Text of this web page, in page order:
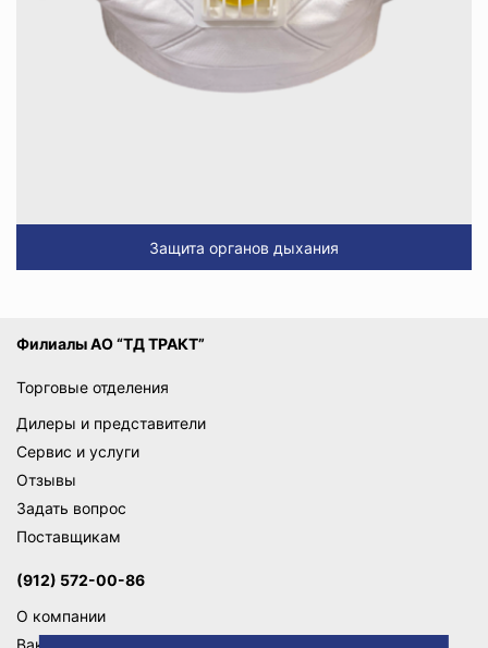
Защита органов дыхания
Филиалы АО “ТД ТРАКТ”
Торговые отделения
Дилеры и представители
Сервис и услуги
Отзывы
Задать вопрос
Поставщикам
(912) 572-00-86
О компании